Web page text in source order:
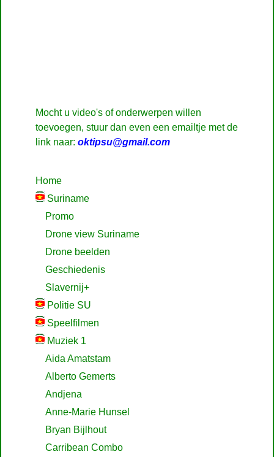
Mocht u video's of onderwerpen willen
toevoegen, stuur dan even een emailtje met de
link naar: oktipsu@gmail.com
Home
Suriname
Promo
Drone view Suriname
Drone beelden
Geschiedenis
Slavernij+
Politie SU
Speelfilmen
Muziek 1
Aida Amatstam
Alberto Gemerts
Andjena
Anne-Marie Hunsel
Bryan Bijlhout
Carribean Combo